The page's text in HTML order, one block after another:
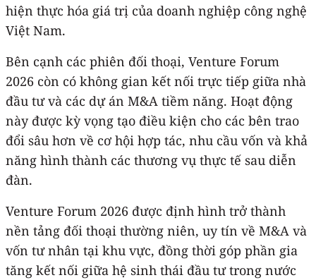
hiện thực hóa giá trị của doanh nghiệp công nghệ
Việt Nam.
Bên cạnh các phiên đối thoại, Venture Forum
2026 còn có không gian kết nối trực tiếp giữa nhà
đầu tư và các dự án M&A tiềm năng. Hoạt động
này được kỳ vọng tạo điều kiện cho các bên trao
đổi sâu hơn về cơ hội hợp tác, nhu cầu vốn và khả
năng hình thành các thương vụ thực tế sau diễn
đàn.
Venture Forum 2026 được định hình trở thành
nền tảng đối thoại thường niên, uy tín về M&A và
vốn tư nhân tại khu vực, đồng thời góp phần gia
tăng kết nối giữa hệ sinh thái đầu tư trong nước